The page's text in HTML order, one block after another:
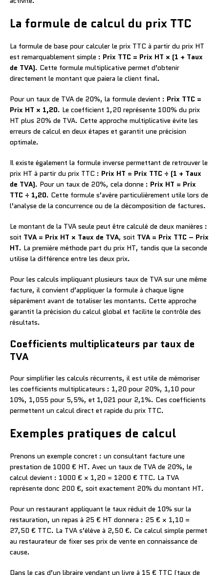
La formule de calcul du prix TTC
La formule de base pour calculer le prix TTC à partir du prix HT
est remarquablement simple : Prix TTC = Prix HT × (1 + Taux
de TVA). Cette formule multiplicative permet d’obtenir
directement le montant que paiera le client final.
Pour un taux de TVA de 20%, la formule devient : Prix TTC =
Prix HT × 1,20. Le coefficient 1,20 représente 100% du prix
HT plus 20% de TVA. Cette approche multiplicative évite les
erreurs de calcul en deux étapes et garantit une précision
optimale.
Il existe également la formule inverse permettant de retrouver le
prix HT à partir du prix TTC : Prix HT = Prix TTC ÷ (1 + Taux
de TVA). Pour un taux de 20%, cela donne : Prix HT = Prix
TTC ÷ 1,20. Cette formule s’avère particulièrement utile lors de
l’analyse de la concurrence ou de la décomposition de factures.
Le montant de la TVA seule peut être calculé de deux manières :
soit TVA = Prix HT × Taux de TVA, soit TVA = Prix TTC – Prix
HT. La première méthode part du prix HT, tandis que la seconde
utilise la différence entre les deux prix.
Pour les calculs impliquant plusieurs taux de TVA sur une même
facture, il convient d’appliquer la formule à chaque ligne
séparément avant de totaliser les montants. Cette approche
garantit la précision du calcul global et facilite le contrôle des
résultats.
Coefficients multiplicateurs par taux de
TVA
Pour simplifier les calculs récurrents, il est utile de mémoriser
les coefficients multiplicateurs : 1,20 pour 20%, 1,10 pour
10%, 1,055 pour 5,5%, et 1,021 pour 2,1%. Ces coefficients
permettent un calcul direct et rapide du prix TTC.
Exemples pratiques de calcul
Prenons un exemple concret : un consultant facture une
prestation de 1000 € HT. Avec un taux de TVA de 20%, le
calcul devient : 1000 € × 1,20 = 1200 € TTC. La TVA
représente donc 200 €, soit exactement 20% du montant HT.
Pour un restaurant appliquant le taux réduit de 10% sur la
restauration, un repas à 25 € HT donnera : 25 € × 1,10 =
27,50 € TTC. La TVA s’élève à 2,50 €. Ce calcul simple permet
au restaurateur de fixer ses prix de vente en connaissance de
cause.
Dans le cas d’un libraire vendant un livre à 15 € TTC (taux de